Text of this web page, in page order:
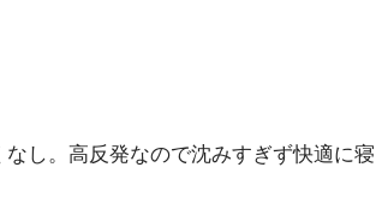
し。高反発なので沈みすぎず快適に寝